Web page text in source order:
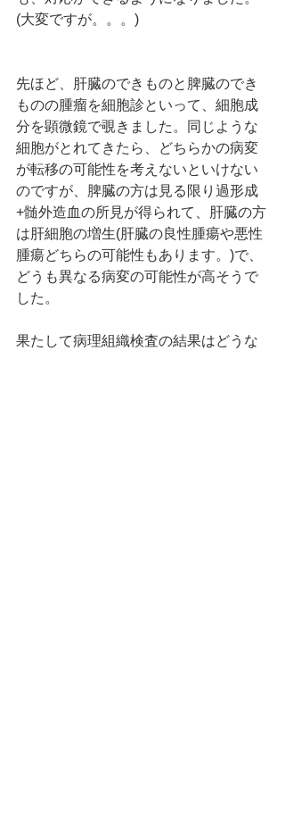
(大変ですが。。。)
先ほど、肝臓のできものと脾臓のでき
ものの腫瘤を細胞診といって、細胞成
分を顕微鏡で覗きました。同じような
細胞がとれてきたら、どちらかの病変
が転移の可能性を考えないといけない
のですが、脾臓の方は見る限り過形成
+髄外造血の所見が得られて、肝臓の方
は肝細胞の増生(肝臓の良性腫瘍や悪性
腫瘍どちらの可能性もあります。)で、
どうも異なる病変の可能性が高そうで
した。
果たして病理組織検査の結果はどうな